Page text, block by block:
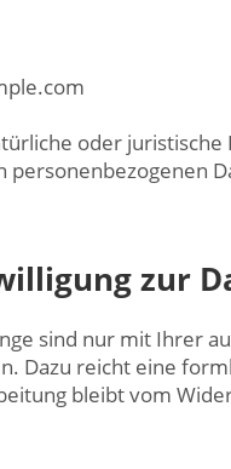
oder
zur
sind nur mit Ihrer
Dazu reicht eine
bleibt vom